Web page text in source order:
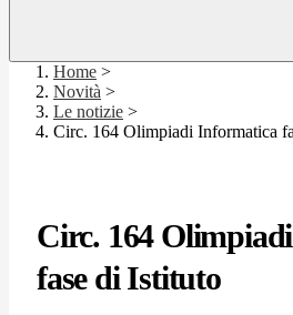
Home >
Novità >
Le notizie >
Circ. 164 Olimpiadi Informatica
Circ. 164
fase di Istituto